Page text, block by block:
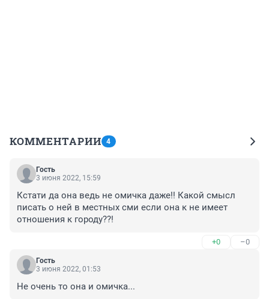
КОММЕНТАРИИ 4
Гость
3 июня 2022, 15:59
Кстати да она ведь не омичка даже!! Какой смысл
писать о ней в местных сми если она к не имеет
отношения к городу??!
+0 –0
Гость
3 июня 2022, 01:53
Не очень то она и омичка...